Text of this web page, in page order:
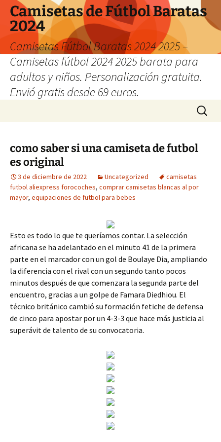
Camisetas de Fútbol Baratas
2024
Camisetas Fútbol Baratas 2024 2025 –
Camisetas fútbol 2024 2025 barata para
adultos y niños. Personalización gratuita.
Envió gratis desde 69 euros.
Buscar:
como saber si una camiseta de futbol
es original
3 de diciembre de 2022 Uncategorized
camisetas
futbol aliexpress forocoches, comprar camisetas blancas al por
mayor, equipaciones de futbol para bebes
Esto es todo lo que te queríamos contar. La selección
africana se ha adelantado en el minuto 41 de la primera
parte en el marcador con un gol de Boulaye Dia, ampliando
la diferencia con el rival con un segundo tanto pocos
minutos después de que comenzara la segunda parte del
encuentro, gracias a un golpe de Famara Diedhiou. El
técnico británico cambió su formación fetiche de defensa
de cinco para apostar por un 4-3-3 que hace más justicia al
superávit de talento de su convocatoria.